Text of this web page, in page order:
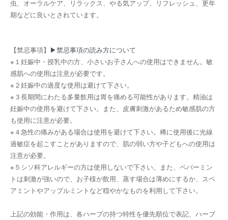
虫、オーラルケア、リラックス、やる気アップ、リフレッシュ、更年
期などに良いとされています。
【禁忌事項】 ▶禁忌事項の読み方について
※１妊娠中・授乳中の方、小さいお子さんへの使用はできません。敏
感肌への使用は注意が必要です。
※２妊娠中の過度な使用は避けて下さい。
※３長期間にわたる多量飲用は胃を痛める可能性があります。精油は
妊娠中の使用を避けて下さい。また、皮膚刺激があるため敏感肌の方
も使用に注意が必要。
※４急性の痛みがある場合は使用を避けて下さい。稀に使用後に光線
過敏症を起こすことがありますので、肌の弱い方や子どもへの使用は
注意が必要。
※５シソ科アレルギーの方は使用しないで下さい。また、ペパーミン
トは刺激が強いので、お子様が飲用、蒸す場合は薄めにするか、スペ
アミントやアップルミントなど穏やかなものを利用して下さい。
上記の効能・作用は、各ハーブの持つ特性を優先順位で表記、ハーブ